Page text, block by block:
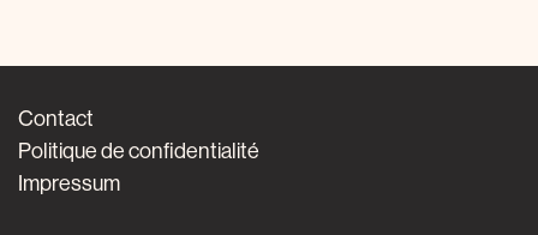
Contact
Politique de confidentialité
Impressum